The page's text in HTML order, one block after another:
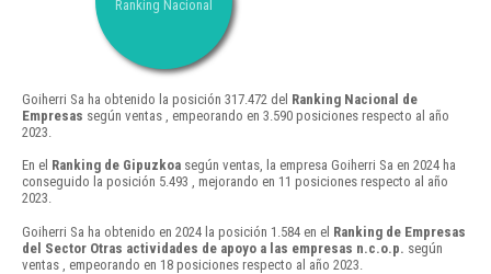
Ranking Nacional
Goiherri Sa ha obtenido la posición 317.472 del Ranking Nacional de
Empresas según ventas , empeorando en 3.590 posiciones respecto al año
2023.
En el Ranking de Gipuzkoa según ventas, la empresa Goiherri Sa en 2024 ha
conseguido la posición 5.493 , mejorando en 11 posiciones respecto al año
2023.
Goiherri Sa ha obtenido en 2024 la posición 1.584 en el Ranking de Empresas
del Sector Otras actividades de apoyo a las empresas n.c.o.p. según
ventas , empeorando en 18 posiciones respecto al año 2023.